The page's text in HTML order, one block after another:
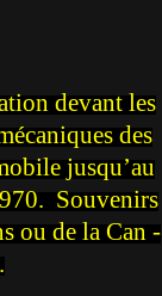
devant les
des
jusqu’au
Souvenirs
ou de la Can -